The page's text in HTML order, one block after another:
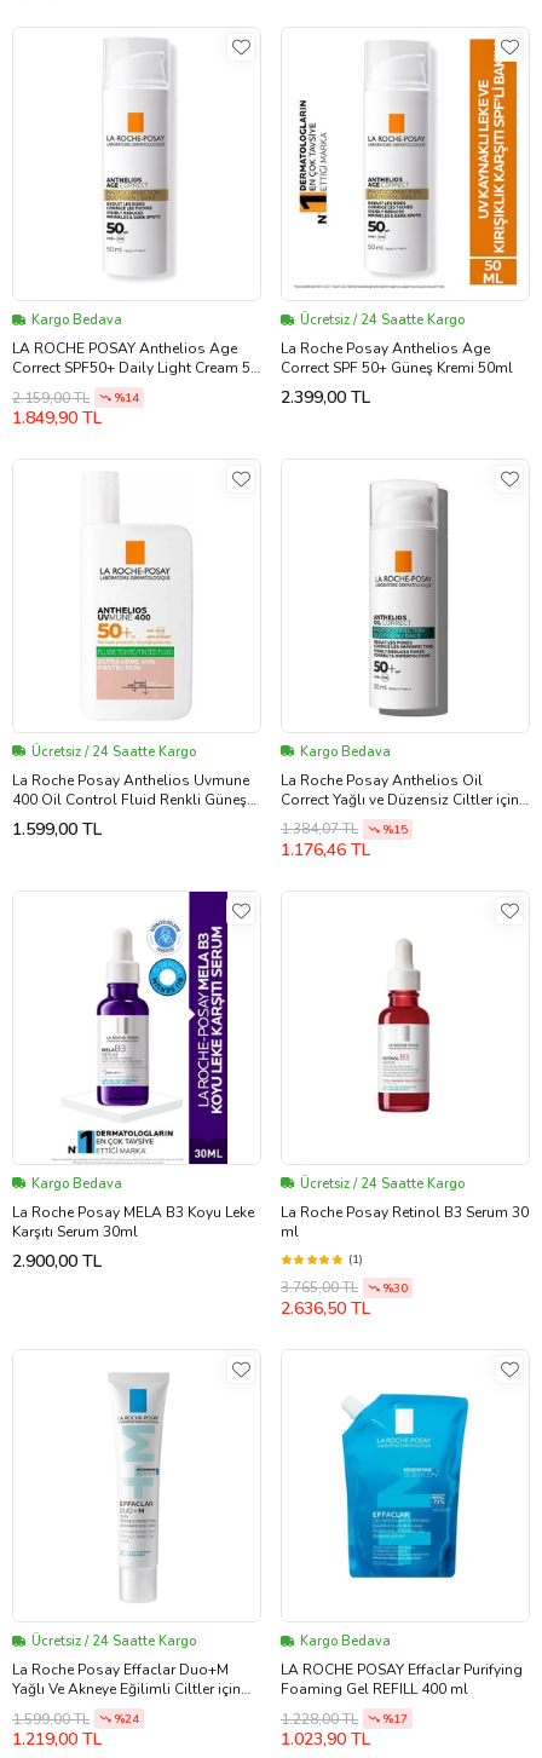
Kargo Bedava
LA ROCHE POSAY Anthelios Age
Correct SPF50+ Daily Light Cream 50
2.159,00 TL %14
1.849,90 TL
Ücretsiz / 24 Saatte Kargo
La Roche Posay Anthelios Age
Correct SPF 50+ Güneş Kremi 50ml
2.399,00 TL
Ücretsiz / 24 Saatte Kargo
La Roche Posay Anthelios Uvmune
400 Oil Control Fluid Renkli Güneş
Kremi SPF50+ 50ML
1.599,00 TL
Kargo Bedava
La Roche Posay Anthelios Oil
Correct Yağlı ve Düzensiz Ciltler için
Yüz Güneş Kremi 50 ml
1.384,07 TL %15
1.176,46 TL
Kargo Bedava
La Roche Posay MELA B3 Koyu Leke
Karşıtı Serum 30ml
2.900,00 TL
Ücretsiz / 24 Saatte Kargo
La Roche Posay Retinol B3 Serum 30
ml
(1)
3.765,00 TL %30
2.636,50 TL
Ücretsiz / 24 Saatte Kargo
La Roche Posay Effaclar Duo+M
Yağlı Ve Akneye Eğilimli Ciltler için
Yüz Bakım Kremi 40 ml
1.599,00 TL %24
1.219,00 TL
Kargo Bedava
LA ROCHE POSAY Effaclar Purifying
Foaming Gel REFILL 400 ml
1.228,00 TL
%17
1.023,90 TL